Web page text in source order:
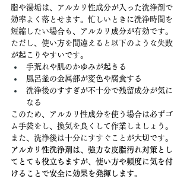
脂や湯垢は、アルカリ性成分が入った洗浄剤で
効率よく落とせます。忙しいときに洗浄時間を
短縮したい場合も、アルカリ成分が有効です。
ただし、使い方を間違えると以下のような失敗
が起こりやすいです。
手荒れや肌のかゆみが起きる
風呂釜の金属部が変色や腐食する
洗浄後のすすぎが不十分で残留成分が気に
なる
このため、アルカリ性成分を使う場合は必ずゴ
ム手袋をし、換気を良くして作業しましょう。
また、洗浄後は十分にすすぐことが大切です。
アルカリ性洗浄剤は、強力な皮脂汚れ対策とし
てとても役立ちますが、使い方や頻度に気を付
けることで安全に効果を発揮します。